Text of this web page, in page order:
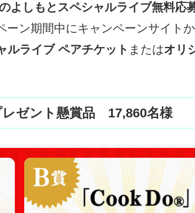
よしもとスペシャルライブ無料応
ーン期間中にキャンペーンサイト
ルライブ ペアチケット またはオリ
ゼント懸賞品 17,860名様